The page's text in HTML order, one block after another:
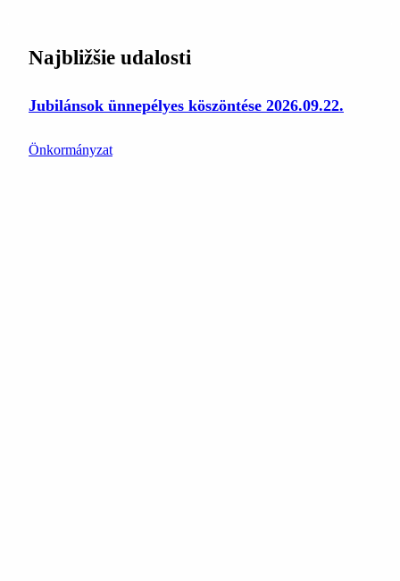
Najbližšie udalosti
Jubilánsok ünnepélyes köszöntése 2026.09.22.
Önkormányzat